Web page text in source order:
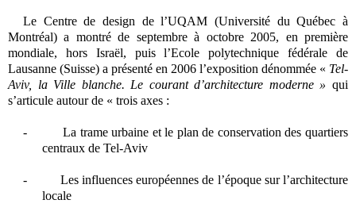
Le Centre de design de l’UQAM (Université du Québec à
Montréal) a montré de septembre à octobre 2005, en première
mondiale, hors Israël, puis l’Ecole polytechnique fédérale de
Lausanne (Suisse) a présenté en 2006 l’exposition dénommée « Tel-
Aviv, la Ville blanche. Le courant d’architecture moderne » qui
s’articule autour de « trois axes :
-
La trame urbaine et le plan de conservation des quartiers
centraux de Tel-Aviv
-
Les influences européennes de l’époque sur l’architecture
locale